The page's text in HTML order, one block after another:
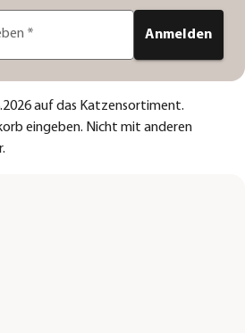
* Anmelden
auf das Katzensortiment.
eingeben. Nicht mit anderen